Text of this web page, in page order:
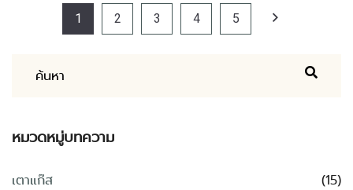
1 2 3 4 5
หมวดหมู่บทความ
เตาแก๊ส
(15)